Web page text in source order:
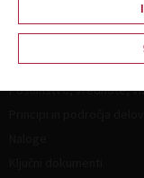
Strokovne komisije in
Poslanstvo, vrednote,